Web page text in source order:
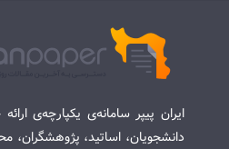
ایران پیپر سامانه‌ی یکپارچه‌ی
دانشجویان، اساتید،